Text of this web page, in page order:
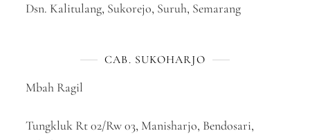
Dsn. Kalitulang, Sukorejo, Suruh, Semarang
CAB. SUKOHARJO
Mbah Ragil
Tungkluk Rt 02/Rw 03, Manisharjo, Bendosari,